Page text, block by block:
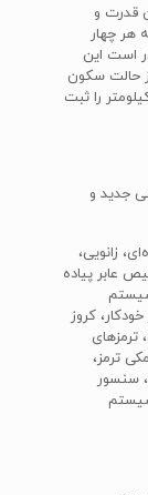
این قدرت و
اتوماتیک 5 دنده به هر چهار
است این
را در مدت‌زمان 6 ثانیه از حالت سکون
100 کیلومتر برساند و حداکثر سرعت 250 کیلومتر را ثبت
جدید و
زانویی،
عابر پیاده
کیلومتر، ترمز خودکار، کروز
ترمزهای
ترمز،
سنسور
سیستم